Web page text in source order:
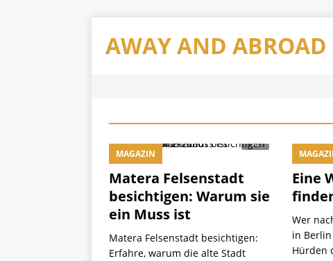
AWAY AND ABROAD
Eine
Wer
in
Hürden
Matera Felsenstadt
besichtigen: Warum sie
ein Muss ist
MAGAZIN
Matera Felsenstadt besichtigen:
Erfahre, warum die alte Stadt